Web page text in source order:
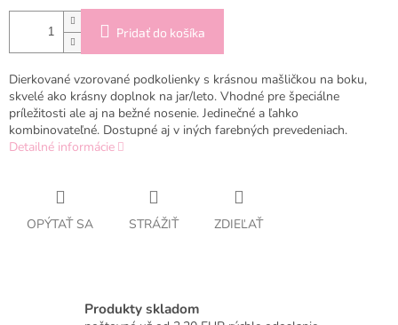
Pridať do košíka
Dierkované vzorované podkolienky s krásnou mašličkou na boku,
skvelé ako krásny doplnok na jar/leto. Vhodné pre špeciálne
príležitosti ale aj na bežné nosenie. Jedinečné a ľahko
kombinovateľné. Dostupné aj v iných farebných prevedeniach.
Detailné informácie
OPÝTAŤ SA STRÁŽIŤ ZDIEĽAŤ
Produkty skladom